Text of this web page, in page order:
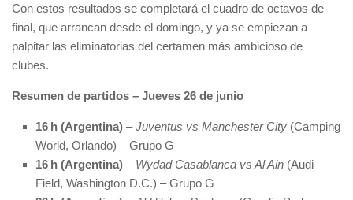
Con estos resultados se completará el cuadro de octavos de
final, que arrancan desde el domingo, y ya se empiezan a
palpitar las eliminatorias del certamen más ambicioso de
clubes.
Resumen de partidos – Jueves 26 de junio
16 h (Argentina) –Juventus vs Manchester City (Camping
World, Orlando) – Grupo G
16 h (Argentina) – Wydad Casablanca vs Al Ain (Audi
Field, Washington D.C.) – Grupo G